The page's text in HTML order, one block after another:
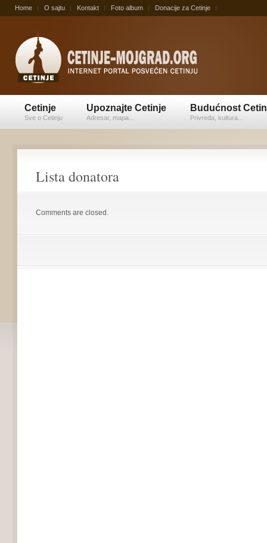
Home O sajtu Kontakt Foto album Donacije za Cetinje
Cetinje
Sve o Cetinju
Upoznajte Cetinje
Adresar, mapa...
Budućnost
Privreda, kultura...
Lista donatora
Comments are closed.